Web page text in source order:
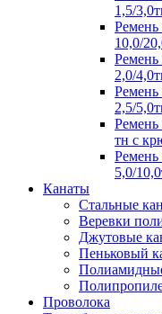
1,5/
Ремень
10,0/
Ремень
2,0/
Ремень
2,5/
Ремень
тн с
Ремень
5,0/
Канаты
Стальные
Веревки
Джутовые
Пеньковый
Проволока